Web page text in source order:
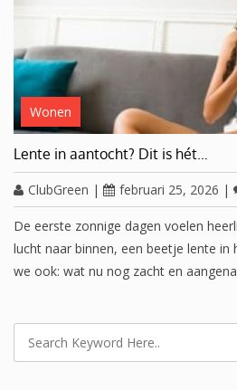
Wonen
Lente in aantocht? Dit is hét…
ClubGreen | februari 25, 2026 |
De eerste zonnige dagen voelen
lucht naar binnen, een beetje lente in
we ook: wat nu nog zacht en